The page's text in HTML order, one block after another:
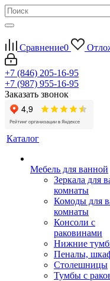
Сравнение0
+7 (846) 205-16-95
+7 (987) 955-16-95
Заказать звонок
Каталог
Мебель для ванной
Зеркала для
комнаты
Комоды для
комнаты
Консоли с
раковинами
Нижние
Пеналы,
Столешницы
Тумбы с